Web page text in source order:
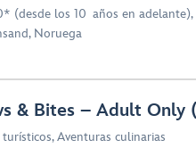
(desde los 10 años en
Noruega
& Bites – Adult Only
turísticos,Aventuras culinarias